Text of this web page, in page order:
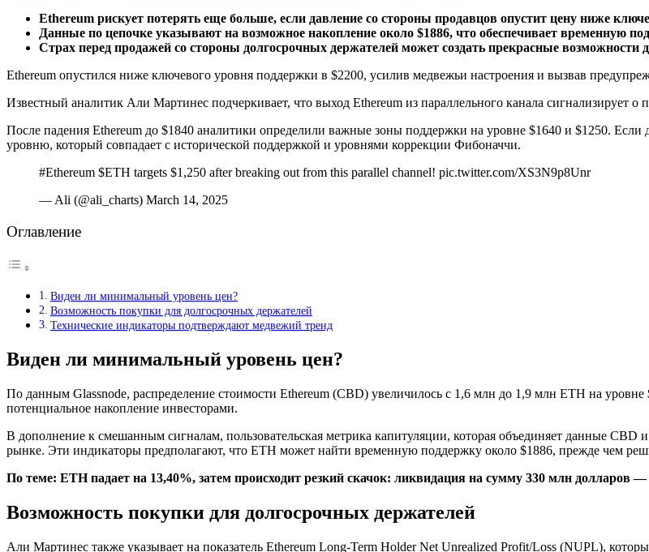
Ethereum рискует потерять еще больше, если давление со стороны продавцов опустит цену ниже
Данные по цепочке указывают на возможное накопление около $1886, что обеспечивает временную
Страх перед продажей со стороны долгосрочных держателей может создать прекрасные возможности
Ethereum опустился ниже ключевого уровня поддержки в $2200, усилив медвежьи настроения и вызвав
Известный аналитик Али Мартинес подчеркивает, что выход Ethereum из параллельного канала сигнализирует
После падения Ethereum до $1840 аналитики определили важные зоны поддержки на уровне $1640 и $1250.
уровню, который совпадает с исторической поддержкой и уровнями коррекции Фибоначчи.
#Ethereum $ETH targets $1,250 after breaking out from this parallel channel! pic.twitter.com/XS3N9p8Unr
— Ali (@ali_charts) March 14, 2025
Оглавление
Виден ли минимальный уровень цен?
Возможность покупки для долгосрочных держателей
Технические индикаторы подтверждают медвежий тренд
Виден ли минимальный уровень цен?
По данным Glassnode, распределение стоимости Ethereum (CBD) увеличилось с 1,6 млн до 1,9 млн ETH на
потенциальное накопление инвесторами.
В дополнение к смешанным сигналам, пользовательская метрика капитуляции, которая объединяет данные CBD
рынке. Эти индикаторы предполагают, что ETH может найти временную поддержку около $1886, прежде чем
По теме: ETH падает на 13,40%, затем происходит резкий скачок: ликвидация на сумму 330 млн долларов —
Возможность покупки для долгосрочных держателей
Али Мартинес также указывает на показатель Ethereum Long-Term Holder Net Unrealized Profit/Loss (NUPL),